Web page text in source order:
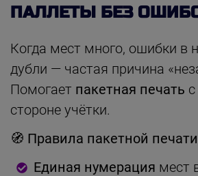
ПАЛЛЕТЫ БЕЗ
Когда мест много, ошибки в
дубли — частая причина
Помогает пакетная печать
стороне учётки.
🧭 Правила пакетной
Единая нумерация мест